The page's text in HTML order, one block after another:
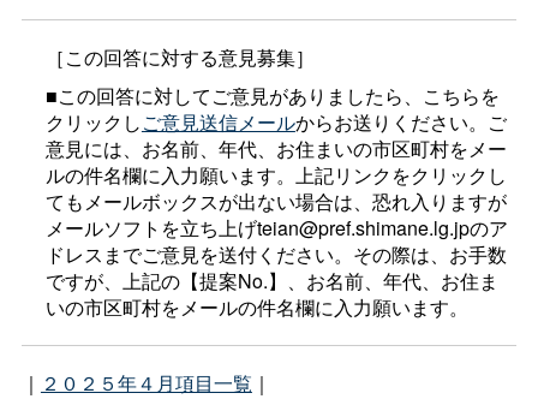
［この回答に対する意見募集］
■この回答に対してご意見がありましたら、こちらを
クリックしご意見送信メールからお送りください。ご
意見には、お名前、年代、お住まいの市区町村をメー
ルの件名欄に入力願います。上記リンクをクリックし
てもメールボックスが出ない場合は、恐れ入りますが
メールソフトを立ち上げteian@pref.shimane.lg.jpのア
ドレスまでご意見を送付ください。その際は、お手数
ですが、上記の【提案No.】、お名前、年代、お住ま
いの市区町村をメールの件名欄に入力願います。
｜ ２０２５年４月項目一覧 ｜